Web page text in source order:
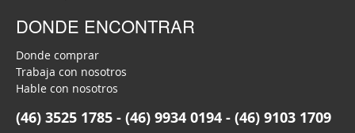
DONDE ENCONTRAR
Donde comprar
Trabaja con nosotros
Hable con nosotros
(46) 3525 1785 - (46) 9934 0194 - (46) 9103 1709